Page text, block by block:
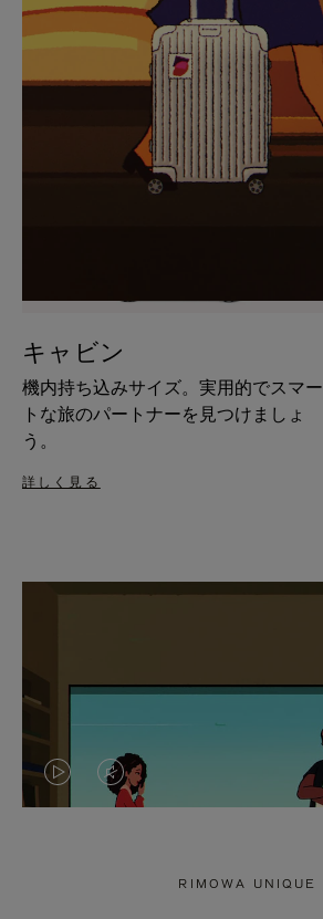
キャビン
機内持ち込みサイズ。実用的でスマー
トな旅のパートナーを見つけましょ
う。
詳しく見る
VIDEOVIDEO
RIMOWA UNIQUE